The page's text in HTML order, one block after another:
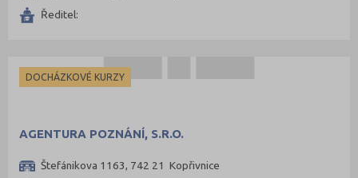
Praha hlavní město (194)
Praha-západ (8)
Přerov (3)
Příbram (5)
Ředitel:
DOCHÁZKOVÉ KURZY
AGENTURA POZNÁNÍ, S.R.O.
Štefánikova 1163, 742 21 Kopřivnice